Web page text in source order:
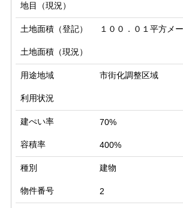
地目（現況）
土地面積（登記） １００．０１平方メ
土地面積（現況）
用途地域 市街化調整区域
利用状況
建ぺい率 70%
容積率 400%
種別 建物
物件番号 2